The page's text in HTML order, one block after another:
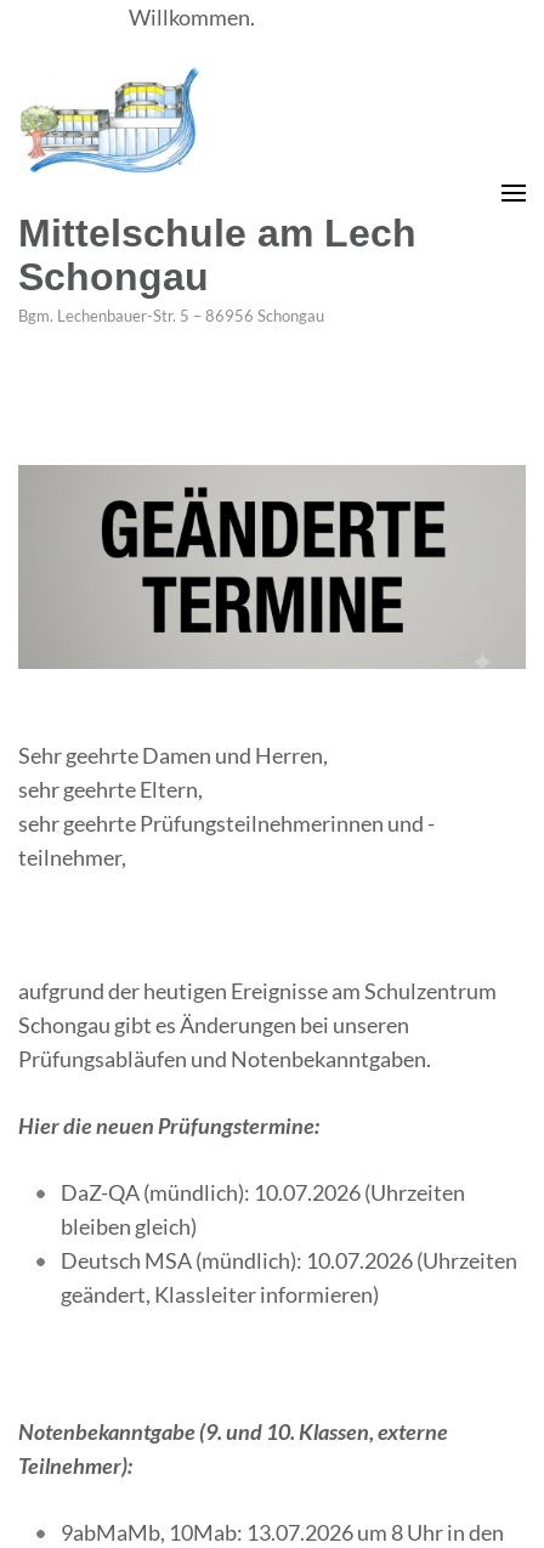
Willkommen.
Mittelschule am Lech
Schongau
Bgm. Lechenbauer-Str. 5 – 86956 Schongau
Sehr geehrte Damen und Herren,
sehr geehrte Eltern,
sehr geehrte Prüfungsteilnehmerinnen und -
teilnehmer,
aufgrund der heutigen Ereignisse am Schulzentrum
Schongau gibt es Änderungen bei unseren
Prüfungsabläufen und Notenbekanntgaben.
Hier die neuen Prüfungstermine:
DaZ-QA (mündlich): 10.07.2026 (Uhrzeiten
bleiben gleich)
Deutsch MSA (mündlich): 10.07.2026 (Uhrzeiten
geändert, Klassleiter informieren)
Notenbekanntgabe (9. und 10. Klassen, externe
Teilnehmer):
9abMaMb, 10Mab: 13.07.2026 um 8 Uhr in den